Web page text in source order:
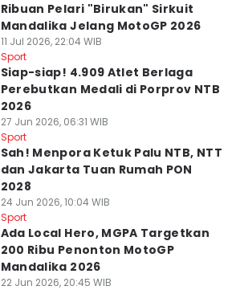
Ribuan Pelari "Birukan" Sirkuit
Mandalika Jelang MotoGP 2026
11 Jul 2026, 22:04 WIB
Sport
Siap-siap! 4.909 Atlet Berlaga
Perebutkan Medali di Porprov NTB
2026
27 Jun 2026, 06:31 WIB
Sport
Sah! Menpora Ketuk Palu NTB, NTT
dan Jakarta Tuan Rumah PON
2028
24 Jun 2026, 10:04 WIB
Sport
Ada Local Hero, MGPA Targetkan
200 Ribu Penonton MotoGP
Mandalika 2026
22 Jun 2026, 20:45 WIB